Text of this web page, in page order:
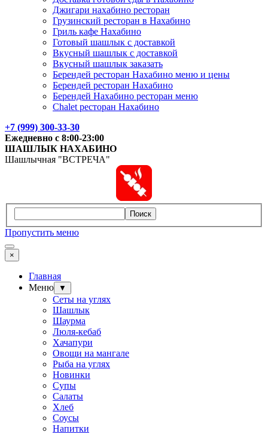
Джигари нахабино ресторан
Грузинский ресторан в Нахабино
Гриль кафе Нахабино
Готовый шашлык с доставкой
Вкусный шашлык с доставкой
Вкусный шашлык заказать
Берендей ресторан Нахабино меню и цены
Берендей ресторан Нахабино
Берендей Нахабино ресторан меню
Chalet ресторан Нахабино
+7 (999) 300-33-30
Ежедневно с 8:00-23:00
ШАШЛЫК НАХАБИНО
Шашлычная "ВСТРЕЧА"
Поиск
Пропустить меню
×
Главная
Меню
▼
Сеты на углях
Шашлык
Шаурма
Люля-кебаб
Хачапури
Овощи на мангале
Рыба на углях
Новинки
Супы
Салаты
Хлеб
Соусы
Напитки